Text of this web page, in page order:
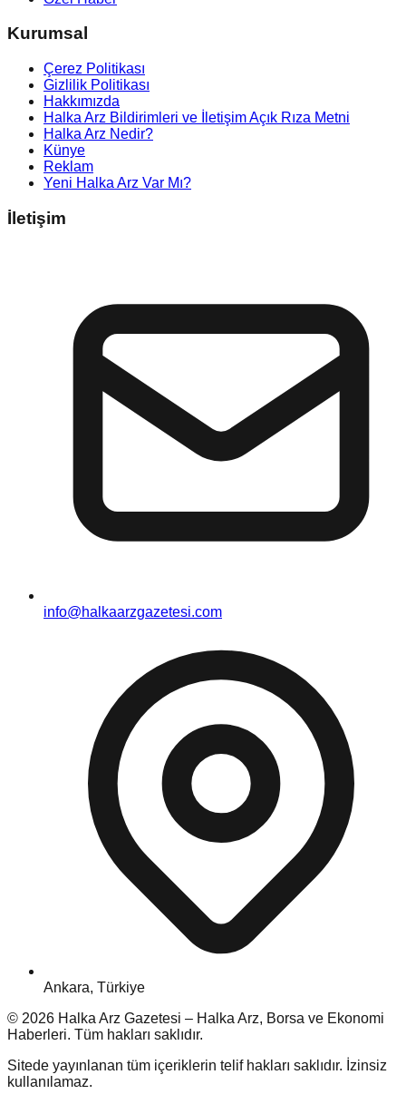
Kurumsal
Çerez Politikası
Gizlilik Politikası
Hakkımızda
Halka Arz Bildirimleri ve İletişim Açık Rıza Metni
Halka Arz Nedir?
Künye
Reklam
Yeni Halka Arz Var Mı?
İletişim
info@halkaarzgazetesi.com
Ankara, Türkiye
© 2026 Halka Arz Gazetesi – Halka Arz, Borsa ve Ekonomi
Haberleri. Tüm hakları saklıdır.
Sitede yayınlanan tüm içeriklerin telif hakları saklıdır. İzinsiz
kullanılamaz.